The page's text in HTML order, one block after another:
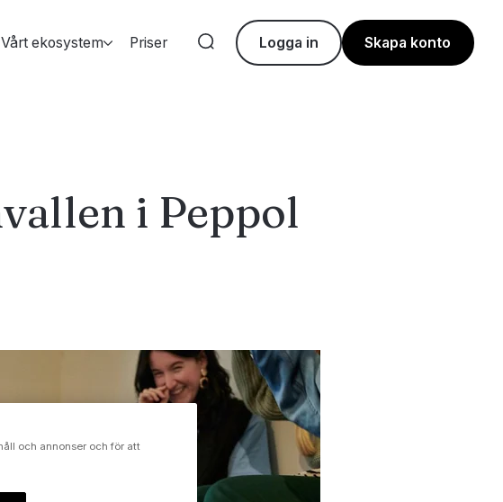
Vårt ekosystem Priser Logga in Skapa konto
i Peppol
och annonser och för att